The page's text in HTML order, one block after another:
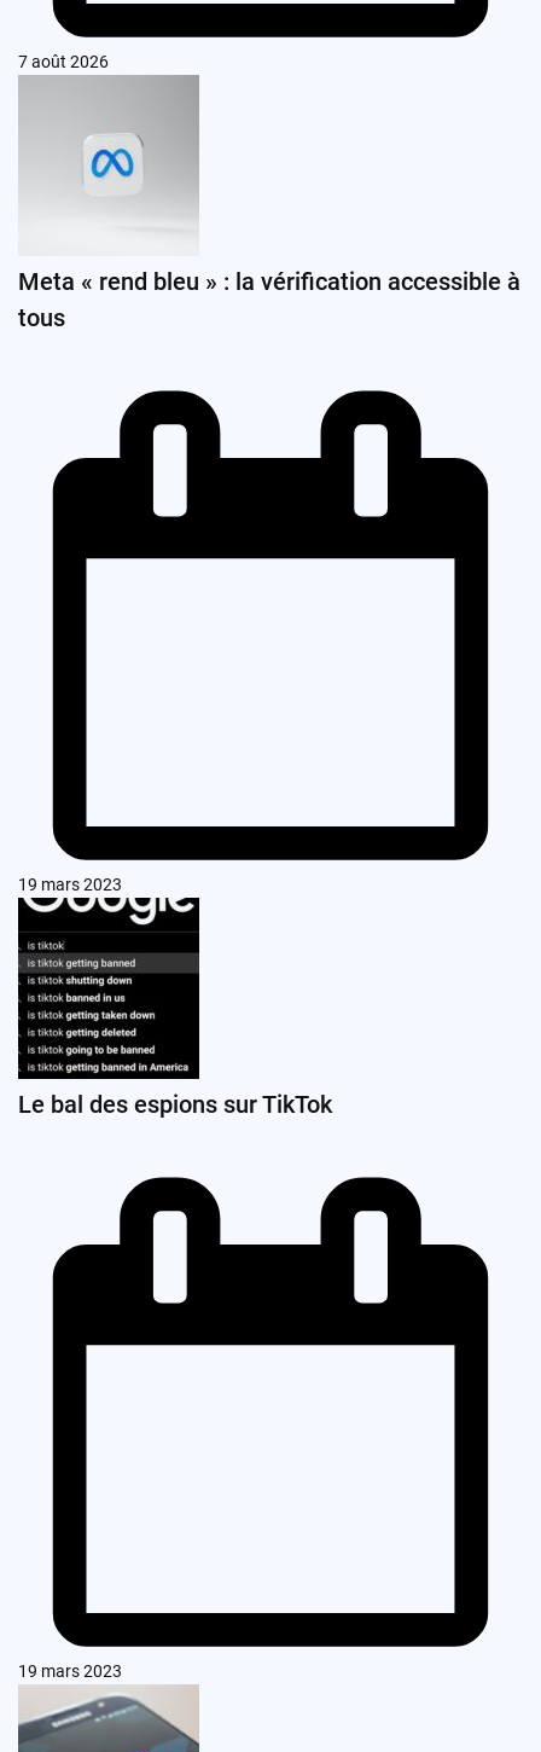
7 août 2026
Meta « rend bleu » : la vérification accessible à
tous
19 mars 2023
Le bal des espions sur TikTok
19 mars 2023